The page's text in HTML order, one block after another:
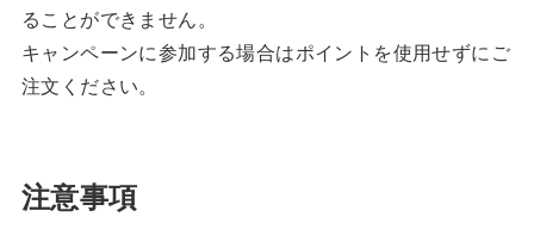
ることができません。
キャンペーンに参加する場合はポイントを使用せずにご
注文ください。
注意事項